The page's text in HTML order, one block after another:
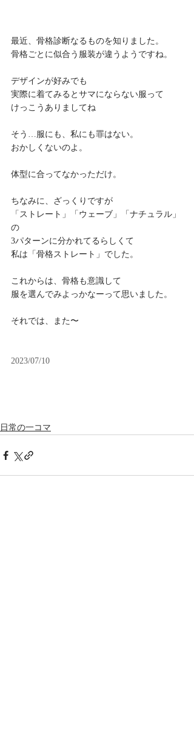
最近、骨格診断なるものを知りました。
骨格ごとに似合う服装が違うようですね。
デザインが好みでも
実際に着てみるとサマにならない服って
けっこうありましてね
そう…服にも、私にも罪はない。
おかしくないのよ。
体型に合ってなかっただけ。
ちなみに、ざっくりですが
「ストレート」「ウェーブ」「ナチュラル」
の
3パターンに分かれてるらしくて
私は「骨格ストレート」でした。
これからは、骨格も意識して
服を選んでみよっかなーって思いました。
それでは、また〜
2023/07/10
日常の一コマ